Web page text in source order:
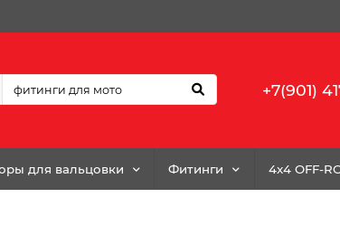
+7(901)
для вальцовки Фитинги 4x4 OFF-